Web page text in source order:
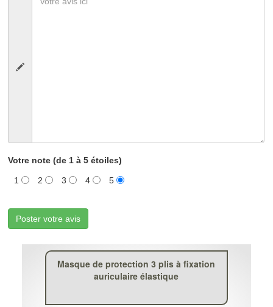
Votre note (de 1 à 5 étoiles)
1 2 3 4 5
Poster votre avis
Masque de protection 3 plis à fixation
auriculaire élastique